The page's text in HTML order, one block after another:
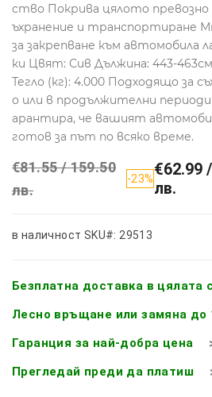
ство Покрива цялото превозно
ъхранение и транспортиране
за закрепване към автомобила
ки Цвят: Сив Дължина: 443-
Тегло (кг): 4.000 Подходящо за
о или в продължителни
арантира, че вашият
готов за път по всяко време.
€81.55 / 159.50
лв.
-23%€62.99
лв.
в наличност SKU#: 29513
Безплатна доставка в цялата
Лесно връщане или замяна до
Гаранция за най-добра цена
Прегледай преди да платиш